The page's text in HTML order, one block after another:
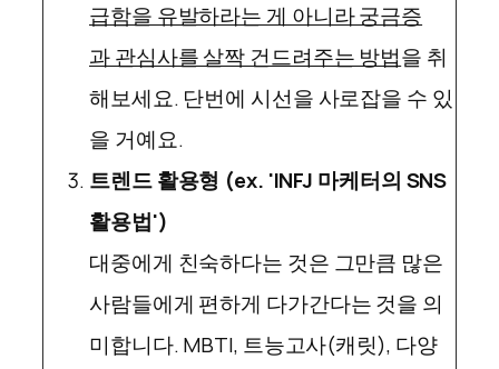
급함을 유발하라는 게 아니라 궁금증
과 관심사를 살짝 건드려주는 방법을 취
해보세요. 단번에 시선을 사로잡을 수 있
을 거예요.
트렌드 활용형 (ex. 'INFJ 마케터의 SNS
활용법')
대중에게 친숙하다는 것은 그만큼 많은
사람들에게 편하게 다가간다는 것을 의
미합니다. MBTI, 트능고사(캐릿), 다양